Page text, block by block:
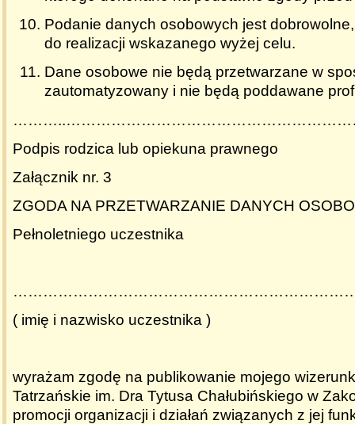
Podanie danych osobowych jest
do realizacji wskazanego wyżej celu.
Dane osobowe nie będą przetwarzane w
zautomatyzowany i nie będą poddawane
Podpis rodzica lub opiekuna prawnego
Załącznik nr. 3
ZGODA NA PRZETWARZANIE DANYCH
Pełnoletniego uczestnika
( imię i nazwisko uczestnika )
wyrażam zgodę na publikowanie mojego
Tatrzańskie im. Dra Tytusa Chałubińskiego w
promocji organizacji i działań związanych z jej